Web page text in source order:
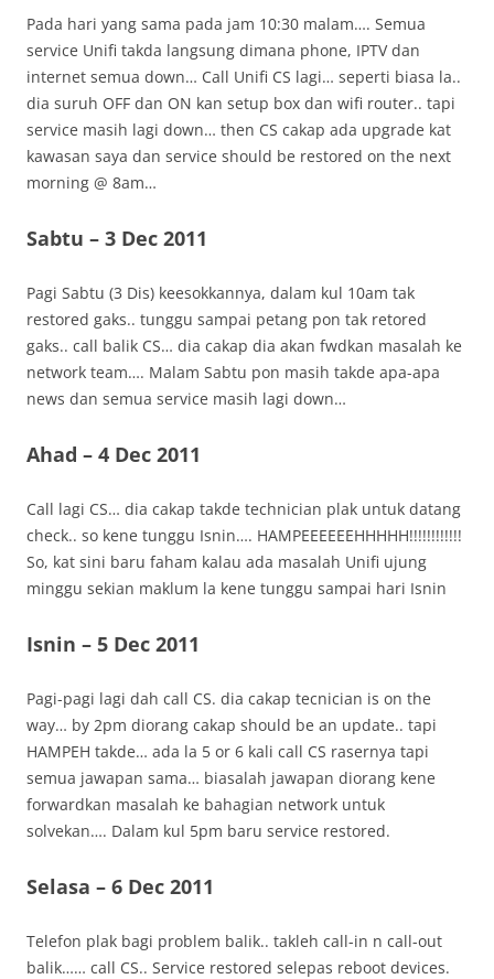
Pada hari yang sama pada jam 10:30 malam…. Semua
service Unifi takda langsung dimana phone, IPTV dan
internet semua down… Call Unifi CS lagi… seperti biasa la..
dia suruh OFF dan ON kan setup box dan wifi router.. tapi
service masih lagi down… then CS cakap ada upgrade kat
kawasan saya dan service should be restored on the next
morning @ 8am…
Sabtu – 3 Dec 2011
Pagi Sabtu (3 Dis) keesokkannya, dalam kul 10am tak
restored gaks.. tunggu sampai petang pon tak retored
gaks.. call balik CS… dia cakap dia akan fwdkan masalah ke
network team…. Malam Sabtu pon masih takde apa-apa
news dan semua service masih lagi down…
Ahad – 4 Dec 2011
Call lagi CS… dia cakap takde technician plak untuk datang
check.. so kene tunggu Isnin…. HAMPEEEEEEHHHHH!!!!!!!!!!!!
So, kat sini baru faham kalau ada masalah Unifi ujung
minggu sekian maklum la kene tunggu sampai hari Isnin
Isnin – 5 Dec 2011
Pagi-pagi lagi dah call CS. dia cakap tecnician is on the
way… by 2pm diorang cakap should be an update.. tapi
HAMPEH takde… ada la 5 or 6 kali call CS rasernya tapi
semua jawapan sama… biasalah jawapan diorang kene
forwardkan masalah ke bahagian network untuk
solvekan…. Dalam kul 5pm baru service restored.
Selasa – 6 Dec 2011
Telefon plak bagi problem balik.. takleh call-in n call-out
balik…… call CS.. Service restored selepas reboot devices.